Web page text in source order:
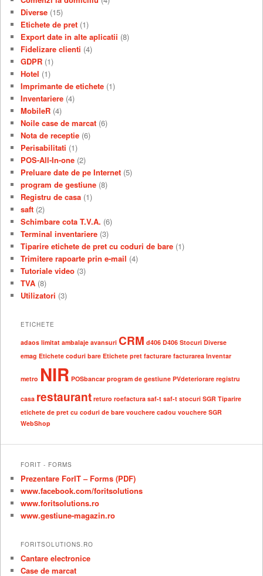
Diverse(15)
Etichete de pret(1)
Export date in alte aplicatii (8)
Fidelizare clienti (4)
GDPR(1)
Hotel (1)
Imprimante de etichete(1)
Inventariere(4)
MobileR(4)
Noile case de marcat(6)
Nota de receptie(6)
Perisabilitati (1)
POS-All-In-one(2)
Preluare date de pe Internet(5)
program de gestiune(8)
Registru de casa(1)
saft(2)
Schimbare cota T.V.A. (6)
Terminal inventariere(3)
Tiparire etichete de pret cu coduri de bare(1)
Trimitere rapoarte prin e-mail (4)
Tutoriale video(3)
TVA(8)
Utilizatori (3)
ETICHETE
adaos limitat ambalaje avansuri CRM d406 D406 Stocuri Diverse
emag Etichete coduri bare Etichete pret facturare facturarea Inventar
metro NIR POSbancar program de gestiune PVdeteriorare registru
casa restaurant returo roefactura saf-t saf-t stocuri SGR Tiparire
etichete de pret cu coduri de bare vouchere cadou vouchere SGR
WebShop
FORIT - FORMS
Prezentare ForIT – Forms (PDF)
www.facebook.com/foritsolutions
www.foritsolutions.ro
www.gestiune-magazin.ro
FORITSOLUTIONS.RO
Cantare electronice
Case de marcat